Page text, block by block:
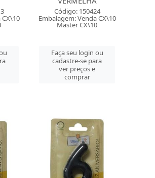
Código: 150424
Embalagem: Venda CX\10
Master CX\10
Faça seu login ou
cadastre-se para
ver preços e
comprar